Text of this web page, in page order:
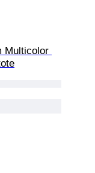
Multicolor